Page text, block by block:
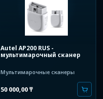
Autel AP200 RUS -
мультимарочный сканер
Мультимарочные сканеры
50 000,00₸